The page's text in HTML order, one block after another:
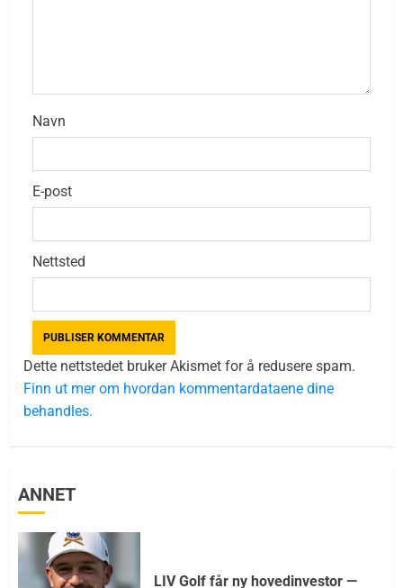
Navn
E-post
Nettsted
Dette nettstedet bruker Akismet for å redusere spam.
Finn ut mer om hvordan kommentardataene dine
behandles.
ANNET
LIV Golf får ny hovedinvestor —